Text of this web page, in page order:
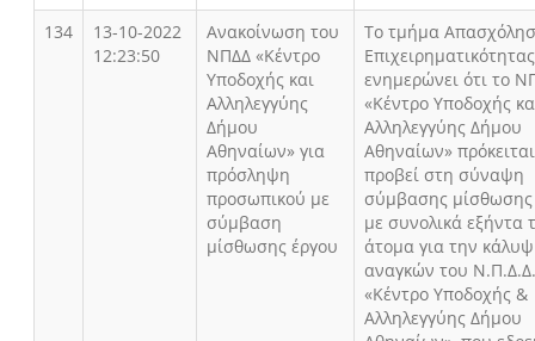
134
13-10-2022
12:23:50
Ανακοίνωση του
ΝΠΔΔ «Κέντρο
Υποδοχής και
Αλληλεγγύης
Δήμου
Αθηναίων» για
πρόσληψη
προσωπικού με
σύμβαση
μίσθωσης έργου
Το τμήμα
ενημερώνει ότι το
«Κέντρο Υποδοχής
Αλληλεγγύης Δήμου
Αθηναίων»
προβεί στη σύναψη
σύμβασης μίσθωσης
με συνολικά εξήντα
άτομα για την
αναγκών του
«Κέντρο Υποδοχής &
Αλληλεγγύης Δήμου